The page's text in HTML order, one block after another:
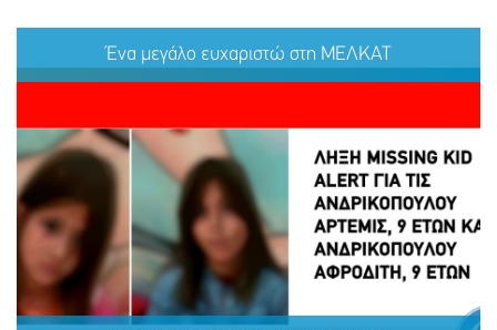
Ένα μεγάλο ευχαριστώ στη ΜΕΛΚΑΤ
Ένα μεγάλο ευχαριστώ στη ΜΕΛΚΑΤ